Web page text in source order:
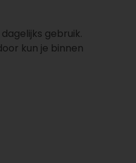
gebruik.
kun je binnen